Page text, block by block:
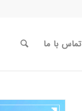
تماس با ما